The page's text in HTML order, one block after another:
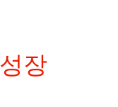
성장